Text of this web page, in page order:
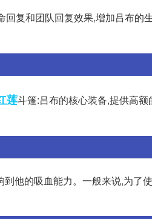
回复和团队回复效果,增加吕布的
莲斗篷:吕布的核心装备,提供高
他的吸血能力。一般来说,为了